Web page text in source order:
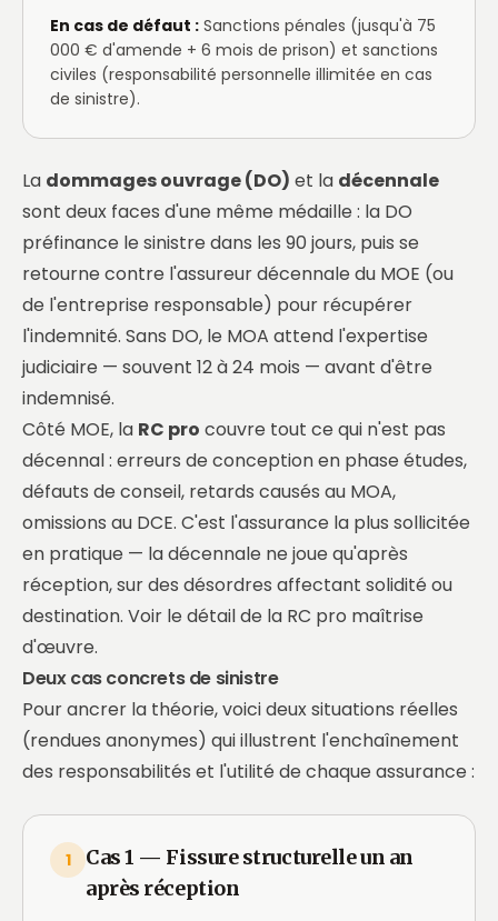
En cas de défaut : Sanctions pénales (jusqu'à 75
000 € d'amende + 6 mois de prison) et sanctions
civiles (responsabilité personnelle illimitée en cas
de sinistre).
La dommages ouvrage (DO) et la décennale
sont deux faces d'une même médaille : la DO
préfinance le sinistre dans les 90 jours, puis se
retourne contre l'assureur décennale du MOE (ou
de l'entreprise responsable) pour récupérer
l'indemnité. Sans DO, le MOA attend l'expertise
judiciaire — souvent 12 à 24 mois — avant d'être
indemnisé.
Côté MOE, la RC pro couvre tout ce qui n'est pas
décennal : erreurs de conception en phase études,
défauts de conseil, retards causés au MOA,
omissions au DCE. C'est l'assurance la plus sollicitée
en pratique — la décennale ne joue qu'après
réception, sur des désordres affectant solidité ou
destination. Voir le détail de la RC pro maîtrise
d'œuvre.
Deux cas concrets de sinistre
Pour ancrer la théorie, voici deux situations réelles
(rendues anonymes) qui illustrent l'enchaînement
des responsabilités et l'utilité de chaque assurance :
1
Cas 1 — Fissure structurelle un an
après réception